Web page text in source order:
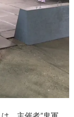
、主催者”鬼軍